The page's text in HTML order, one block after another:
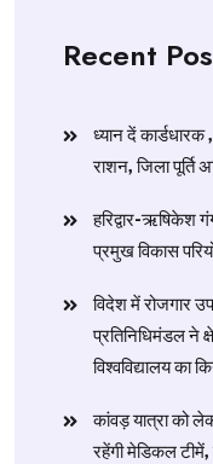
Recent
ध्यान दें
राशन, जिला पूर्ति
हरिद्वार-ऋषिकेश
प्रमुख विकास
विदेश में रोजगार
प्रतिनिधिमंडल ने
विश्वविद्यालय का
​कांवड़ यात्रा को
रहेंगी मेडिकल